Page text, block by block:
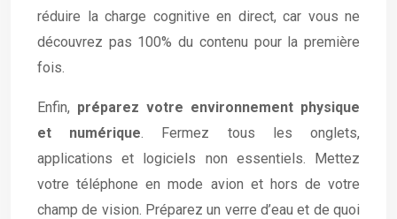
réduire la charge cognitive en direct, car vous ne
découvrez pas 100% du contenu pour la première
fois.
Enfin, préparez votre environnement physique
et numérique. Fermez tous les onglets,
applications et logiciels non essentiels. Mettez
votre téléphone en mode avion et hors de votre
champ de vision. Préparez un verre d’eau et de quoi